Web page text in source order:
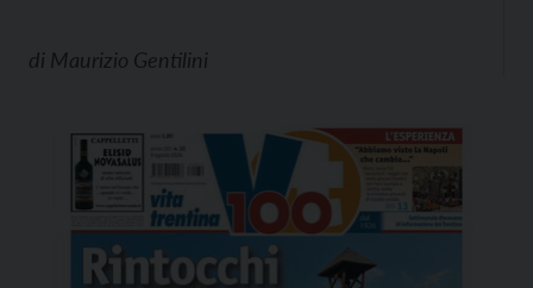
di Maurizio Gentilini